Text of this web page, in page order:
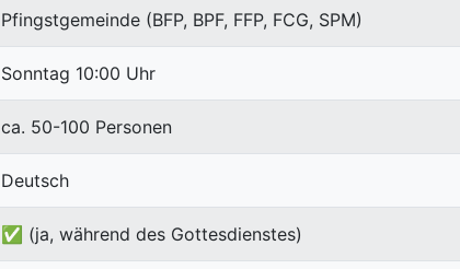
Pfingstgemeinde (BFP, BPF, FFP, FCG, SPM)
Sonntag 10:00 Uhr
ca. 50-100 Personen
Deutsch
✅ (ja, während des Gottesdienstes)